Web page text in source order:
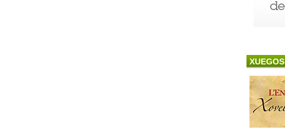
XUEGOS